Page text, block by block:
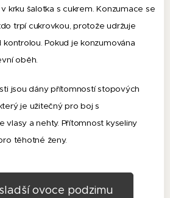
krku šalotka s cukrem. Konzumace se
trpí cukrovkou, protože udržuje
Pokud je konzumována
oběh.
jsou dány přítomností stopových
je užitečný pro boj s
vlasy a nehty. Přítomnost kyseliny
těhotné ženy.
ovoce podzimu